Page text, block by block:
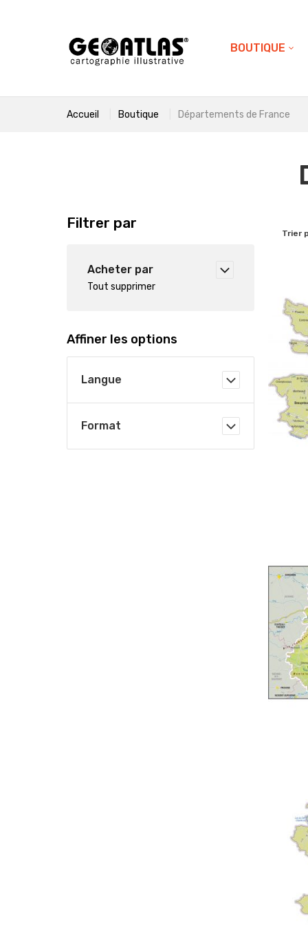
BOUTIQUE
Accueil Boutique Départements de France
Trier
Filtrer par
Acheter par
Tout supprimer
Affiner les options
Langue
Format